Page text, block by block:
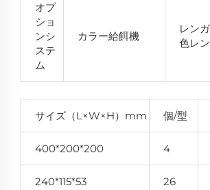
オプ
ショ
ンシ
ステ
ム
カラー給餌機
レン
色レ
サイズ（L×W×H）mm 個/型
400*200*200 4
240*115*53 26